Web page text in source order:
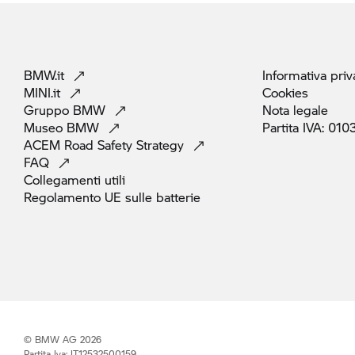
BMW.it
MINI.it
Gruppo BMW
Museo BMW
ACEM Road Safety Strategy
FAQ
Collegamenti utili
Regolamento UE sulle batterie
Informativa
Cookies
Nota legale
Partita IVA:
© BMW AG 2026